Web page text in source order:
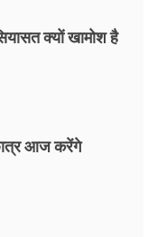
क्यों खामोश है
आज करेंगे